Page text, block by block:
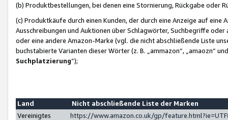
(b) Produktbestellungen, bei denen eine Stornierung, Rückgabe oder
(c) Produktkäufe durch einen Kunden, der durch eine Anzeige auf
Ausschreibungen und Auktionen über Schlagwörter, Suchbegriffe
oder eine andere Amazon-Marke (vgl. die nicht abschließende Liste
buchstabierte Varianten dieser Wörter (z. B. „ammazon“, „amaozn“
Suchplatzierung”);
Land
Nicht abschließende Liste der Marken
Vereinigtes
https://www.amazon.co.uk/gp/